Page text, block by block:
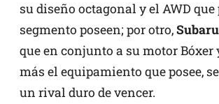
su diseño octagonal y el AWD que
segmento poseen; por otro,
que en conjunto a su motor Bóxer
más el equipamiento que posee,
un rival duro de vencer.